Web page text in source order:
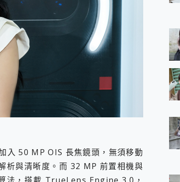
50 MP OIS 長焦鏡頭，無須移動
析與清晰度。而 32 MP 前置相機與